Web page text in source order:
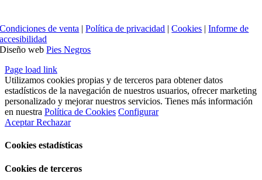
Condiciones de venta |Política de privacidad |Cookies |Informe de
accesibilidad
Diseño webPies Negros
Page load link
Utilizamos cookies propias y de terceros para obtener datos
estadísticos de la navegación de nuestros usuarios, ofrecer marketing
personalizado y mejorar nuestros servicios. Tienes más información
en nuestra Política de Cookies Configurar
AceptarRechazar
Cookies estadísticas
Cookies de terceros